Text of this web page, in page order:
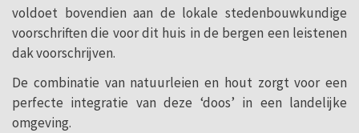
voldoet bovendien aan de lokale stedenbouwkundige
voorschriften die voor dit huis in de bergen een leistenen
dak voorschrijven.
De combinatie van natuurleien en hout zorgt voor een
perfecte integratie van deze ‘doos’ in een landelijke
omgeving.